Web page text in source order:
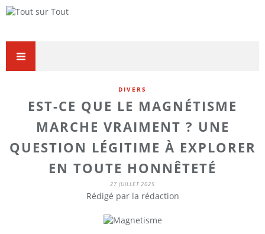
DIVERS
EST-CE QUE LE MAGNÉTISME
MARCHE VRAIMENT ? UNE
QUESTION LÉGITIME À EXPLORER
EN TOUTE HONNÊTETÉ
27 JUILLET 2025
Rédigé par la rédaction